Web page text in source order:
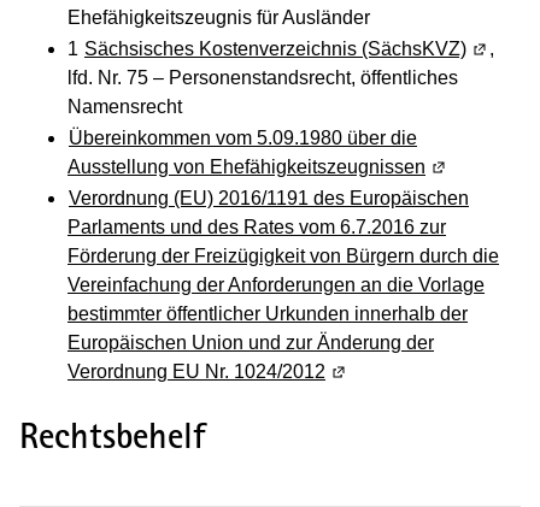
Ehefähigkeitszeugnis für Ausländer
1 Sächsisches Kostenverzeichnis (SächsKVZ) (Wird
,
lfd. Nr. 75 – Personenstandsrecht, öffentliches
Namensrecht
Übereinkommen vom 5.09.1980 über die
Ausstellung von Ehefähigkeitszeugnissen (Wird in
Verordnung (EU) 2016/1191 des Europäischen
Parlaments und des Rates vom 6.7.2016 zur
Förderung der Freizügigkeit von Bürgern durch die
Vereinfachung der Anforderungen an die Vorlage
bestimmter öffentlicher Urkunden innerhalb der
Europäischen Union und zur Änderung der
Verordnung EU Nr. 1024/2012 (Wird in einem neuen
Rechtsbehelf